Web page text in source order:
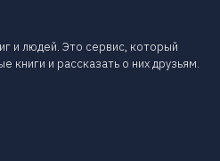
и людей. Это сервис, который
книги и рассказать о них друзьям.